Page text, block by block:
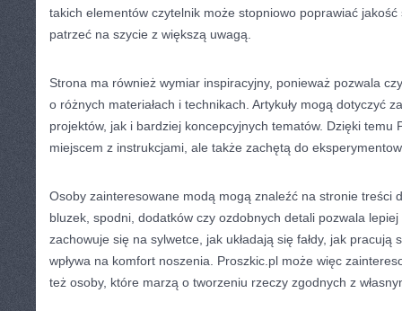
takich elementów czytelnik może stopniowo poprawiać
patrzeć na szycie z większą uwagą.
Strona ma również wymiar inspiracyjny, ponieważ pozwala
o różnych materiałach i technikach. Artykuły mogą dotyczyć
projektów, jak i bardziej koncepcyjnych tematów. Dzięki temu
miejscem z instrukcjami, ale także zachętą do
Osoby zainteresowane modą mogą znaleźć na stronie treści
bluzek, spodni, dodatków czy ozdobnych detali pozwala lepiej
zachowuje się na sylwetce, jak układają się fałdy, jak pracują
wpływa na komfort noszenia. Proszkic.pl może więc
też osoby, które marzą o tworzeniu rzeczy zgodnych z